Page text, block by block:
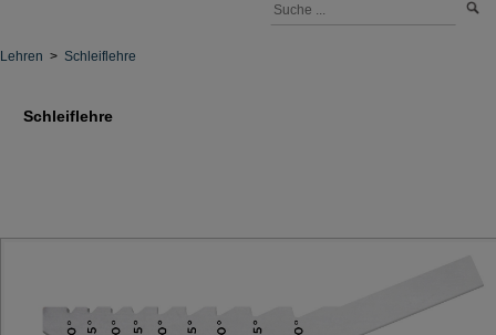
Lehren > Schleiflehre
Schleiflehre